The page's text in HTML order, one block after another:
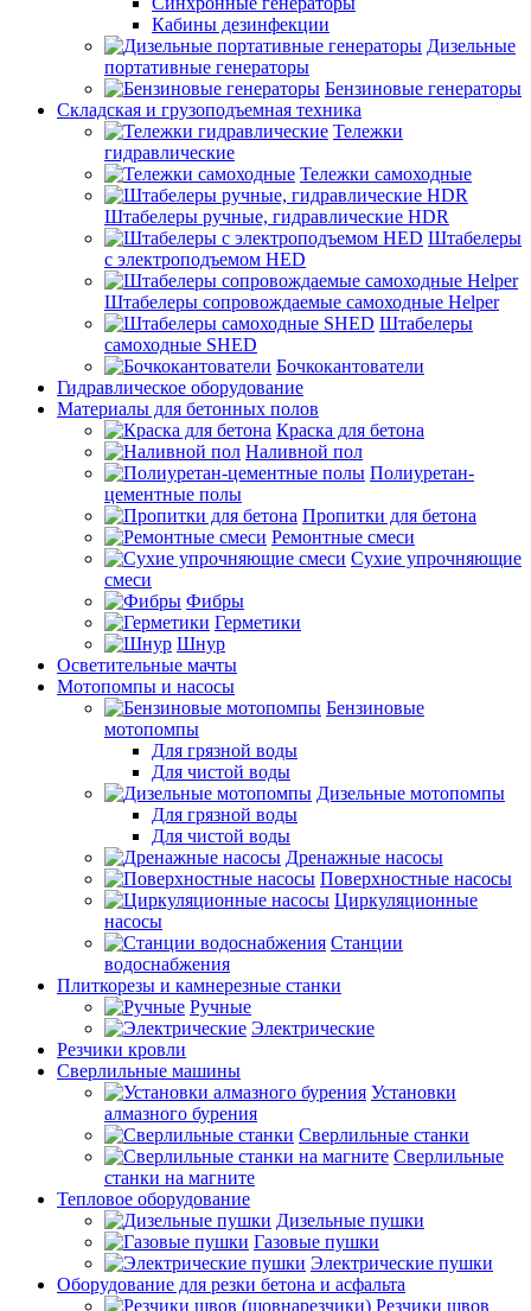
Кабины дезинфекции
Дизельные
портативные генераторы
Бензиновые генераторы
Складская и грузоподъемная техника
Тележки
гидравлические
Тележки самоходные
Штабелеры ручные, гидравлические HDR
Штабелеры
с электроподъемом HED
Штабелеры сопровождаемые самоходные Helper
Штабелеры
самоходные SHED
Бочкокантователи
Гидравлическое оборудование
Материалы для бетонных полов
Краска для бетона
Наливной пол
Полиуретан-
цементные полы
Пропитки для бетона
Ремонтные смеси
Сухие упрочняющие
смеси
Фибры
Герметики
Шнур
Осветительные мачты
Мотопомпы и насосы
Бензиновые
мотопомпы
Для грязной воды
Для чистой воды
Дизельные мотопомпы
Для грязной воды
Для чистой воды
Дренажные насосы
Поверхностные насосы
Циркуляционные
насосы
Станции
водоснабжения
Плиткорезы и камнерезные станки
Ручные
Электрические
Резчики кровли
Сверлильные машины
Установки
алмазного бурения
Сверлильные станки
Сверлильные
станки на магните
Тепловое оборудование
Дизельные пушки
Газовые пушки
Электрические пушки
Оборудование для резки бетона и асфальта
Резчики швов